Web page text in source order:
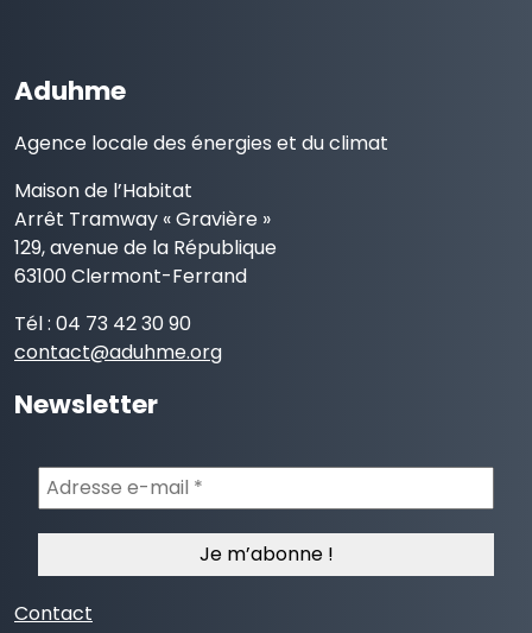
Aduhme
Agence locale des énergies et du climat
Maison de l’Habitat
Arrêt Tramway « Gravière »
129, avenue de la République
63100 Clermont-Ferrand
Tél : 04 73 42 30 90
contact@aduhme.org
Newsletter
Adresse
e-
mail
Contact